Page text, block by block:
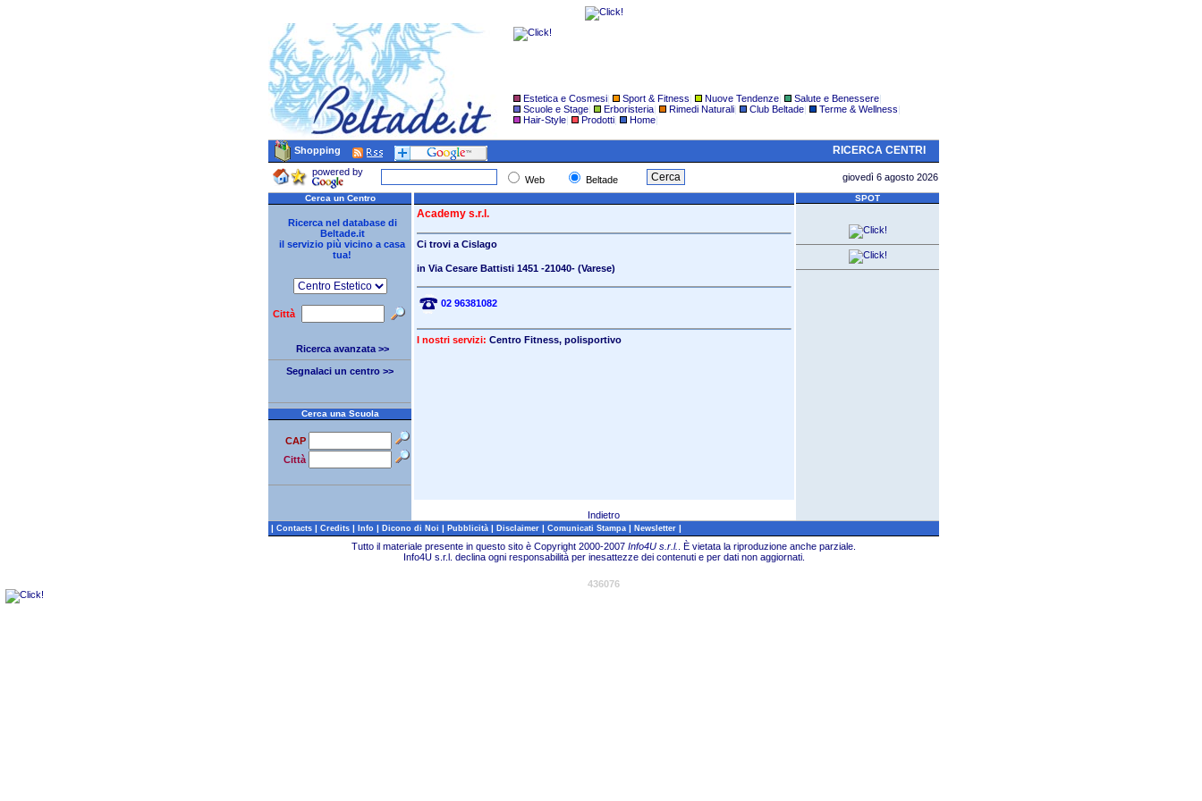
Estetica e Cosmesi| Sport & Fitness| Nuove Tendenze| Salute e Benessere|
Scuole e Stage| Erboristeria| Rimedi Naturali| Club Beltade| Terme & Wellness|
Hair-Style| Prodotti| Home|
Shopping RICERCA CENTRI
powered by
Web Beltade giovedì 6 agosto 2026
Cerca un Centro
Ricerca nel database di
Beltade.it
il servizio più vicino a casa
tua!
Città
Ricerca avanzata >>
Segnalaci un centro >>
Cerca una Scuola
CAP
Città
Academy s.r.l.
Ci trovi a Cislago
in Via Cesare Battisti 1451-21040- (Varese)
02 96381082
I nostri servizi: Centro Fitness, polisportivo
Indietro
SPOT
| Contacts | Credits | Info | Dicono di Noi | Pubblicità | Disclaimer | Comunicati Stampa | Newsletter |
Tutto il materiale presente in questo sito è Copyright 2000-2007 Info4U s.r.l.
È vietata la riproduzione anche parziale.
Info4U s.r.l. declina ogni responsabilità per inesattezze dei contenuti e per dati non aggiornati.
436076